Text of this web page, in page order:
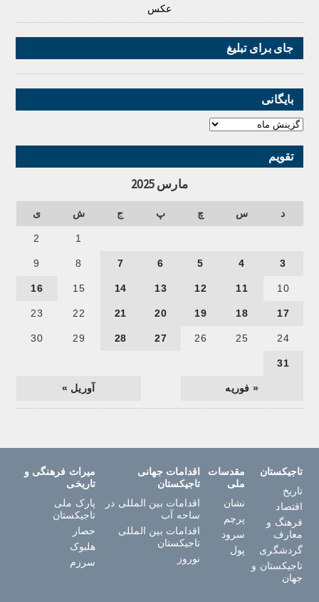
عکس
جای برای تبلیغ
بایگانی
تقویم
مارس 2025
د س چ پ ج ش ی
« فوریه آوریل »
1
2
3
4
5
6
7
8
9
10
11
12
13
14
15
16
17
18
19
20
21
22
23
24
25
26
27
28
29
30
31
تاجیکستان
تاریخ
اقتصاد
فرهنگ و
معارف
گردشگری
تاجیکستان و
جهان
مقدسات
ملی
نشان
پرچم
سرود
پول
اقدامات جهانی
تاجیکستان
اقدامات بین المللی در
ساحه آب
اقدامات بین المللی
تاجیکستان
نوروز
میراث فرهنگی و
تاریخی
پارک ملی
تاجیکستان
حصار
هلبوک
سرزم